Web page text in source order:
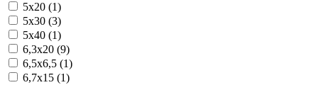
5x20 (1)
5x30 (3)
5x40 (1)
6,3x20 (9)
6,5x6,5 (1)
6,7x15 (1)